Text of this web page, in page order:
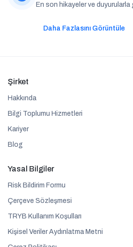
En son hikayeler ve duyurularla
Daha Fazlasını Görüntüle
Şirket
Hakkında
Bilgi Toplumu Hizmetleri
Kariyer
Blog
Yasal Bilgiler
Risk Bildirim Formu
Çerçeve Sözleşmesi
TRYB Kullanım Koşulları
Kişisel Veriler Aydınlatma Metni